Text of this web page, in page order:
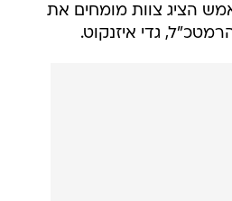
הציג צוות מומחים את
גדי איזנקוט.